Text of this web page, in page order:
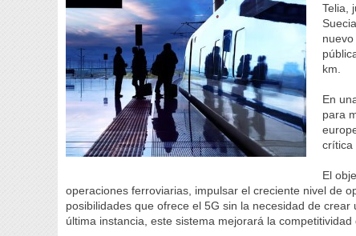
Telia,
km.
En
para
crítica
El
operaciones ferroviarias, impulsar el creciente nivel de
posibilidades que ofrece el 5G sin la necesidad de
última instancia, este sistema mejorará la